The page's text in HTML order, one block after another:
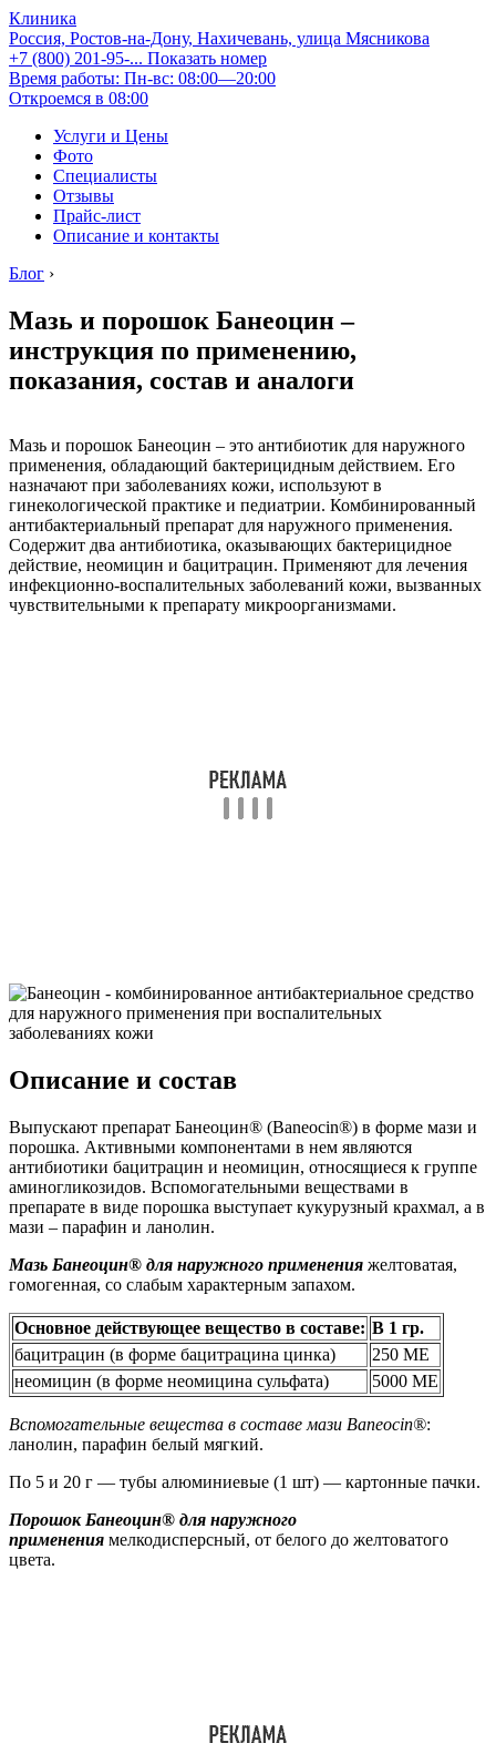
Клиника
Россия, Ростов-на-Дону, Нахичевань, улица Мясникова
+7 (800) 201-95-... Показать номер
Время работы: Пн-вс: 08:00—20:00
Откроемся в 08:00
Услуги и Цены
Фото
Специалисты
Отзывы
Прайс-лист
Описание и контакты
Блог ›
Мазь и порошок Банеоцин –
инструкция по применению,
показания, состав и аналоги
Мазь и порошок Банеоцин – это антибиотик для наружного
применения, обладающий бактерицидным действием. Его
назначают при заболеваниях кожи, используют в
гинекологической практике и педиатрии. Комбинированный
антибактериальный препарат для наружного применения.
Содержит два антибиотика, оказывающих бактерицидное
действие, неомицин и бацитрацин. Применяют для лечения
инфекционно-воспалительных заболеваний кожи, вызванных
чувствительными к препарату микроорганизмами.
Описание и состав
Выпускают препарат Банеоцин® (Baneocin®) в форме мази и
порошка. Активными компонентами в нем являются
антибиотики бацитрацин и неомицин, относящиеся к группе
аминогликозидов. Вспомогательными веществами в
препарате в виде порошка выступает кукурузный крахмал, а в
мази – парафин и ланолин.
Мазь Банеоцин® для наружного применения желтоватая,
гомогенная, со слабым характерным запахом.
Основное действующее вещество в составе: В 1 гр.
бацитрацин (в форме бацитрацина цинка)
250 МЕ
неомицин (в форме неомицина сульфата)
5000 МЕ
Вспомогательные вещества в составе мази Baneocin®:
ланолин, парафин белый мягкий.
По 5 и 20 г — тубы алюминиевые (1 шт) — картонные пачки.
Порошок Банеоцин® для наружного
применения мелкодисперсный, от белого до желтоватого
цвета.